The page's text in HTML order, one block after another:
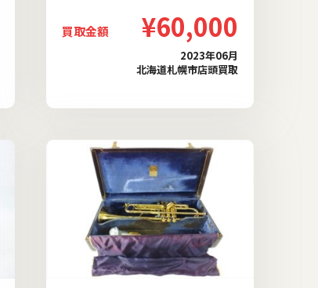
買取金額 ¥60,000
2023年06月
北海道札幌市店頭買取